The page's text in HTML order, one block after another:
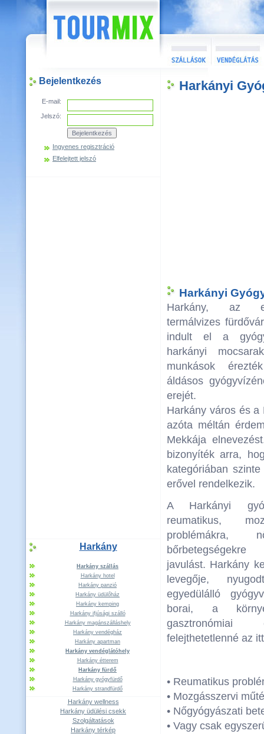
Bejelentkezés
E-mail:
Jelszó:
Ingyenes regisztráció
Elfelejtett jelszó
Harkány
Harkány szállás
Harkány hotel
Harkány panzió
Harkány üdülőház
Harkány kemping
Harkány ifjúsági szálló
Harkány magánszálláshely
Harkány vendégház
Harkány apartman
Harkány vendéglátóhely
Harkány étterem
Harkány fürdő
Harkány gyógyfürdő
Harkány strandfürdő
Harkány wellness
Harkány üdülési csekk
Szolgáltatások
Harkány térkép
Harkányi
Harkányi
Harkány, az
termálvizes
indult el a
harkányi
munkások
áldásos
erejét.
Harkány város és a
azóta méltán
Mekkája
bizonyíték arra,
kategóriában
erővel rendelkezik.
A Harkányi
reumatikus,
problémákra,
javulást. Harkány
levegője,
egyedülálló
borai, a
gasztronómiai
felejthetetlenné az
• Reumatikus
• Mozgásszervi
• Nőgyógyászati
• Vagy csak